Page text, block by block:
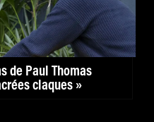
de Paul Thomas
claques »